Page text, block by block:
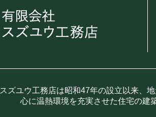
スズユウ工務店は昭和47年の設立以来、
心に温熱環境を充実させた住宅の建